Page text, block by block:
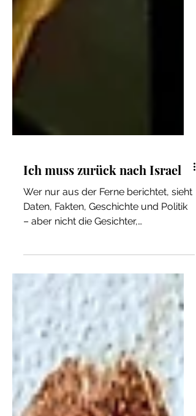
Ich muss zurück nach Israel
Wer nur aus der Ferne berichtet, sieht
Region wirklich erklären. Meine
stärkste Arbeit entstand nie im Studio,
sondern dort, wo Begegnung
Reibung erzeugt und Journalismus
mehr wird als Analyse.